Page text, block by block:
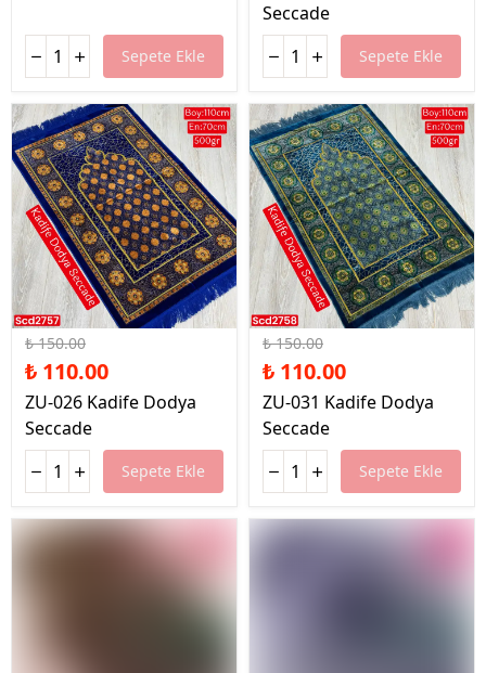
Sepete Ekle
Seccade
Sepete Ekle
%27 İndirim
₺ 150.00
₺ 110.00
ZU-026 Kadife Dodya
Seccade
Sepete Ekle
%27 İndirim
₺ 150.00
₺ 110.00
ZU-031 Kadife Dodya
Seccade
Sepete Ekle